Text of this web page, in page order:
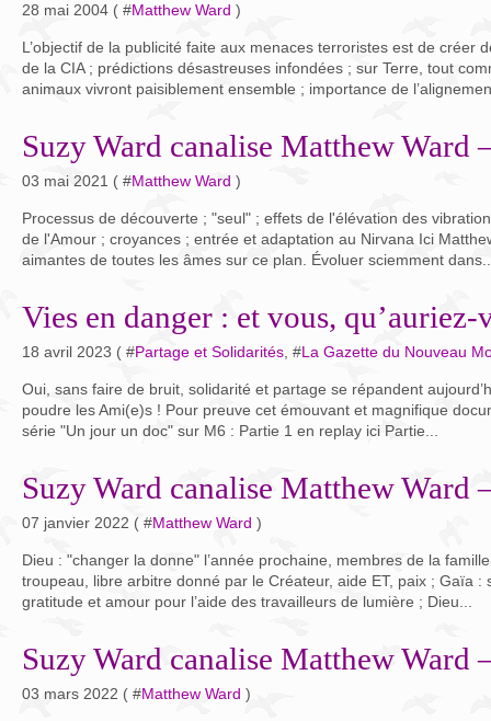
28 mai 2004 ( #Matthew Ward )
L’objectif de la publicité faite aux menaces terroristes est de créer
de la CIA ; prédictions désastreuses infondées ; sur Terre, tout
animaux vivront paisiblement ensemble ; importance de
Suzy Ward canalise Matthew Ward
03 mai 2021 ( #Matthew Ward )
Processus de découverte ; "seul" ; effets de l'élévation des
de l'Amour ; croyances ; entrée et adaptation au Nirvana Ici
aimantes de toutes les âmes sur ce plan. Évoluer sciemment
Vies en danger : et vous, qu’auriez-
18 avril 2023 ( #Partage et Solidarités , #La Gazette du Nouveau
Oui, sans faire de bruit, solidarité et partage se répandent
poudre les Ami(e)s ! Pour preuve cet émouvant et magnifique
série "Un jour un doc" sur M6 : Partie 1 en replay ici Partie...
Suzy Ward canalise Matthew Ward
07 janvier 2022 ( #Matthew Ward )
Dieu : "changer la donne" l’année prochaine, membres de la
troupeau, libre arbitre donné par le Créateur, aide ET, paix ; Gaïa :
gratitude et amour pour l’aide des travailleurs de lumière ; Dieu...
Suzy Ward canalise Matthew Ward
03 mars 2022 ( #Matthew Ward )